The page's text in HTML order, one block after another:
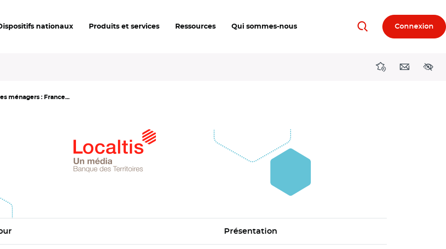
nationaux Produits et services Ressources Qui sommes-nous RechercherConnexion
DirectionsContact
ménagers : France...
Présentation